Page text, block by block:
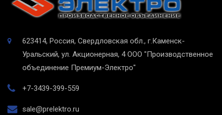
623414, Россия, Свердловская обл., г.Каменск-
Уральский, ул. Акционерная, 4 ООО "Производственное
объединение Премиум-Электро"
+7-3439-399-559
sale@prelektro.ru